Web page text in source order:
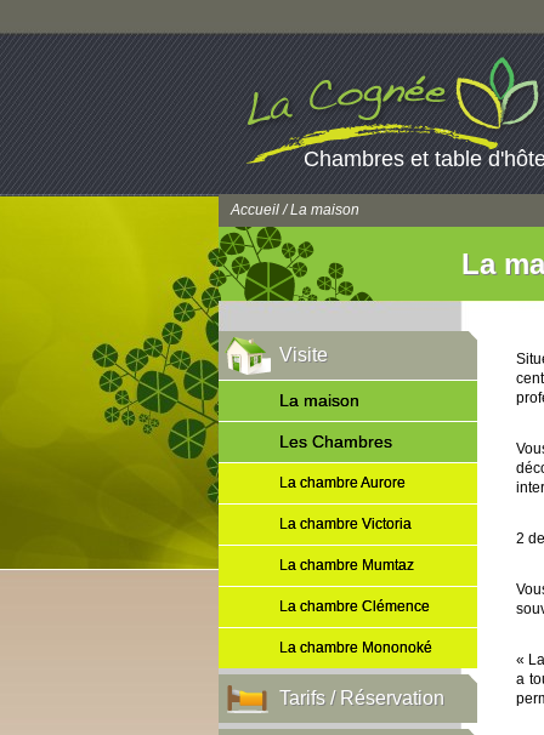
Chambres et table
Accueil/ La maison
La
Visite
La maison
Les Chambres
La chambre Aurore
La chambre Victoria
La chambre Mumtaz
La chambre Clémence
La chambre Mononoké
Tarifs / Réservation
2
«
a